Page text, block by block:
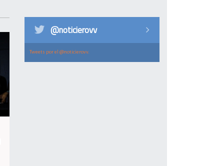
@noticierovv
Tweets por el @noticierovv.